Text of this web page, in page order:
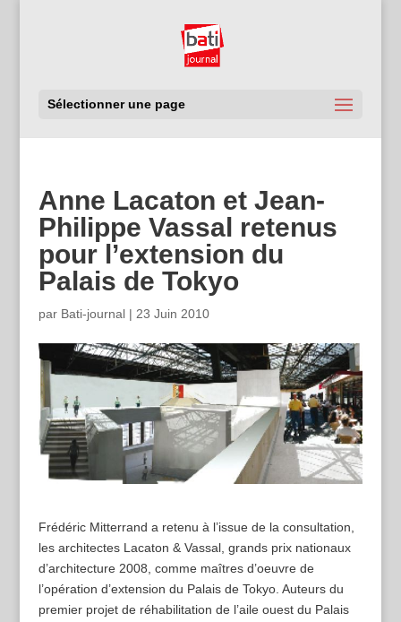
Sélectionner une page
Anne Lacaton et Jean-
Philippe Vassal retenus
pour l’extension du
Palais de Tokyo
par Bati-journal| 23 Juin 2010
Frédéric Mitterrand a retenu à l’issue de la consultation,
les architectes Lacaton & Vassal, grands prix nationaux
d’architecture 2008, comme maîtres d’oeuvre de
l’opération d’extension du Palais de Tokyo. Auteurs du
premier projet de réhabilitation de l’aile ouest du Palais